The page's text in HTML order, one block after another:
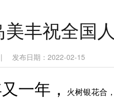
丰祝全国
| 发布日期：2022-02-15
一年， 火树银花合